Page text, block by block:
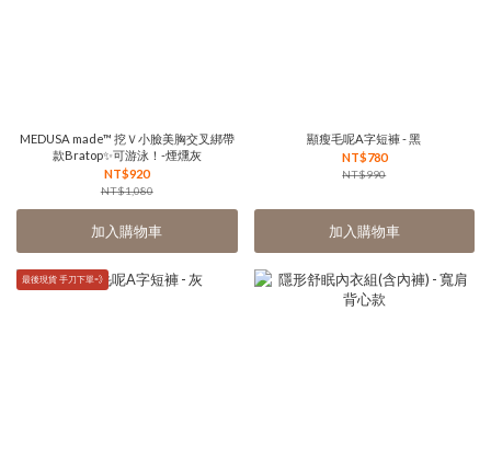
MEDUSA made™ 挖Ｖ小臉美胸交叉綁帶
款Bratop✨可游泳！-煙燻灰
NT$920
NT$1,080
加入購物車
顯瘦毛呢A字短褲 - 黑
NT$780
NT$990
加入購物車
最後現貨 手刀下單💨